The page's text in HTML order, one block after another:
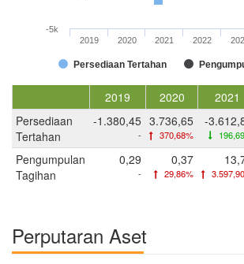
Persediaan Tertahan
2019 2020 2021 2022
-5k
2019 2020 2021
Persediaan
Tertahan
-1.380,45
-
3.736,65
370,68%
-
Pengumpulan
Tagihan
0,29
-
0,37
29,86%
Perputaran Aset